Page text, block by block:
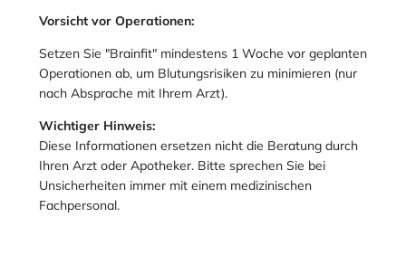
Vorsicht vor Operationen:
Setzen Sie "Brainfit" mindestens 1 Woche vor geplanten
Operationen ab, um Blutungsrisiken zu minimieren (nur
nach Absprache mit Ihrem Arzt).
Wichtiger Hinweis:
Diese Informationen ersetzen nicht die Beratung durch
Ihren Arzt oder Apotheker. Bitte sprechen Sie bei
Unsicherheiten immer mit einem medizinischen
Fachpersonal.